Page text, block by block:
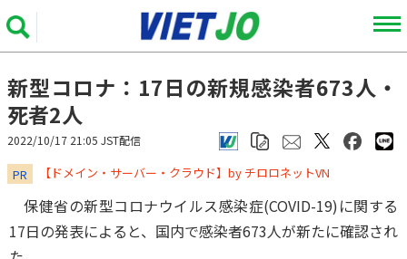
新型コロナ：17日の新規感染者673人・
死者2人
2022/10/17 21:05 JST配信
PR ​​​​​​​【ドメイン・サーバー・クラウド】by チロロネットVN
保健省の新型コロナウイルス感染症(COVID-19)に関する
17日の発表によると、国内で感染者673人が新たに確認され